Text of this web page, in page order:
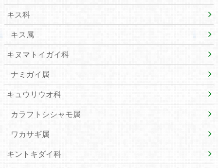
キス科
キス属
キヌマトイガイ科
ナミガイ属
キュウリウオ科
カラフトシシャモ属
ワカサギ属
キントキダイ科